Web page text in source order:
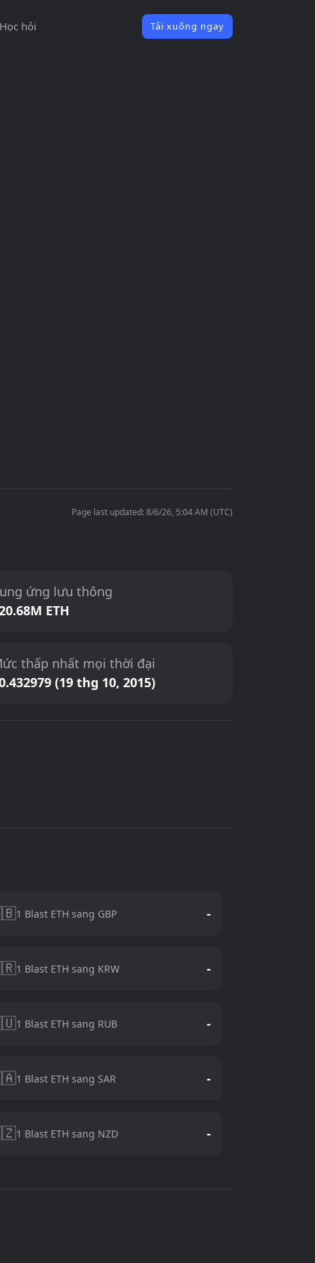
hỏi Tải xuống ngay
Page last updated: 8/6/26, 5:04 AM (UTC)
ứng lưu thông
ETH
thấp nhất mọi thời đại
(19 thg 10, 2015)
1 Blast ETH sang GBP -
1 Blast ETH sang KRW -
1 Blast ETH sang RUB -
1 Blast ETH sang SAR -
1 Blast ETH sang NZD -